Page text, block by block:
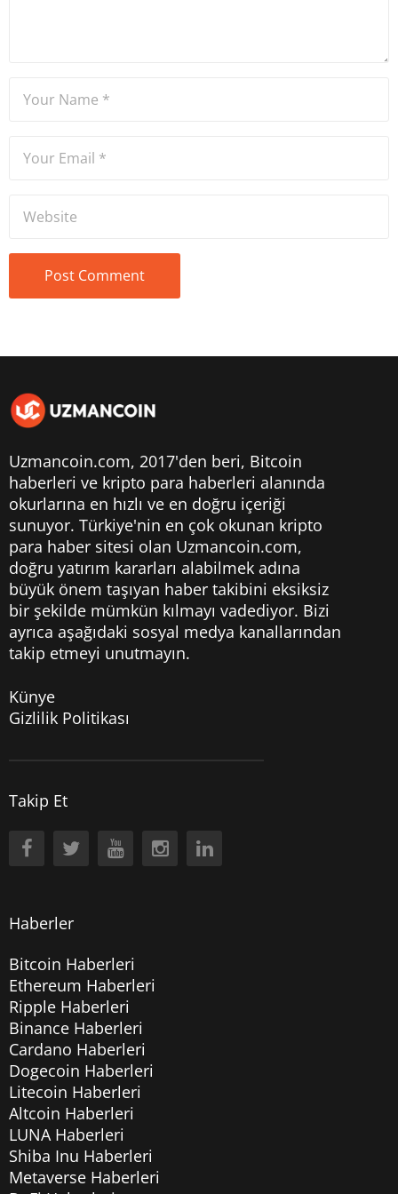
Uzmancoin.com, 2017'den beri, Bitcoin
haberleri ve kripto para haberleri alanında
okurlarına en hızlı ve en doğru içeriği
sunuyor. Türkiye'nin en çok okunan kripto
para haber sitesi olan Uzmancoin.com,
doğru yatırım kararları alabilmek adına
büyük önem taşıyan haber takibini eksiksiz
bir şekilde mümkün kılmayı vadediyor. Bizi
ayrıca aşağıdaki sosyal medya kanallarından
takip etmeyi unutmayın.
Künye
Gizlilik Politikası
Takip Et
Haberler
Bitcoin Haberleri
Ethereum Haberleri
Ripple Haberleri
Binance Haberleri
Cardano Haberleri
Dogecoin Haberleri
Litecoin Haberleri
Altcoin Haberleri
LUNA Haberleri
Shiba Inu Haberleri
Metaverse Haberleri